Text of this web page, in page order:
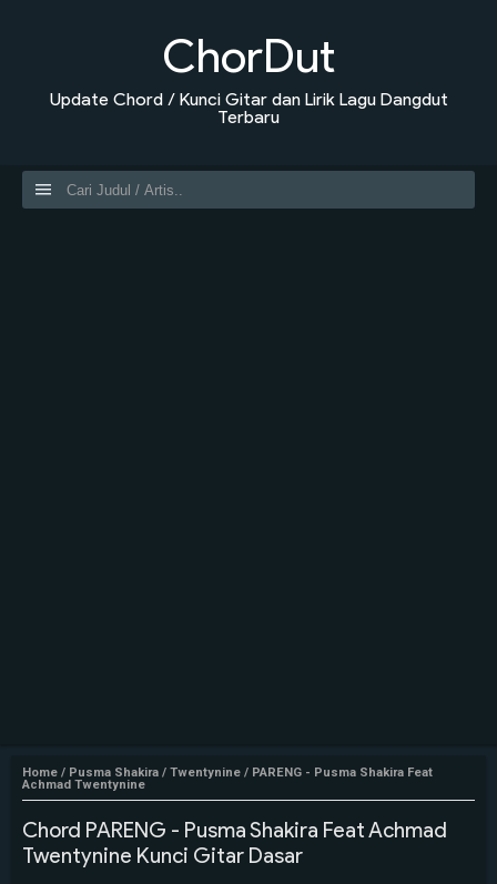
ChorDut
Update Chord / Kunci Gitar dan Lirik Lagu Dangdut
Terbaru
Home / Pusma Shakira / Twentynine / PARENG - Pusma Shakira Feat
Achmad Twentynine
Chord PARENG - Pusma Shakira Feat Achmad
Twentynine Kunci Gitar Dasar